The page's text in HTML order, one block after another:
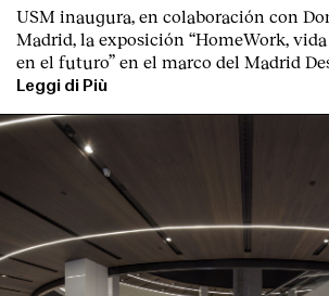
USM inaugura, en colaboración con
Madrid, la exposición “HomeWork,
en el futuro” en el marco del Madrid
Leggi di Più